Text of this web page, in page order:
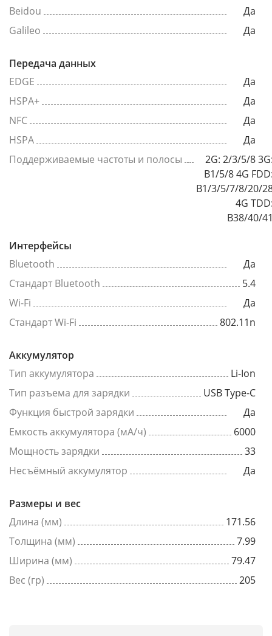
Beidou
Да
Galileo
Да
Передача данных
EDGE
Да
HSPA+
Да
NFC
Да
HSPA
Да
Поддерживаемые частоты и полосы
2G: 2/3/5/8
B1/5/8 4G
B1/3/5/7/8/20/
4G
B38/40/
Интерфейсы
Bluetooth
Да
Стандарт Bluetooth
5.4
Wi-Fi
Да
Стандарт Wi-Fi
802.11n
Аккумулятор
Тип аккумулятора
Li-Ion
Тип разъема для зарядки
USB Type-C
Функция быстрой зарядки
Да
Емкость аккумулятора (мА/ч)
6000
Мощность зарядки
33
Несъёмный аккумулятор
Да
Размеры и вес
Длина (мм)
171.56
Толщина (мм)
7.99
Ширина (мм)
79.47
Вес (гр)
205